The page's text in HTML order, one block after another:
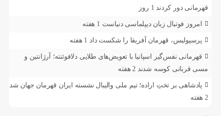
قهرمانی دور کردند 1 روز
امروز فوتبال زبان دیپلماسی دنیاست 1 هفته
پرسپولیس، قهرمان آفریقا را شکست داد 1 هفته
قهرمانی نفس‌گیر اسپانیا با تعویض‌های طلایی دلافوئنته؛ آرژانتین و
مسی قربانی کوسه شدند 2 هفته
پادشاهی بر تختِ اراده؛ تیم ملی والیبال نشسته ایران قهرمان جهان شد
2 هفته